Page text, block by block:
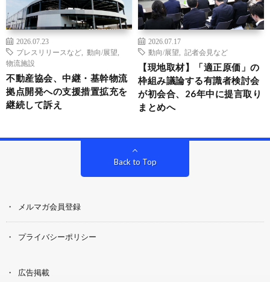
2026.07.23
プレスリリースなど
動向/展望
物流施設
不動産協会、中継・基幹物流
拠点開発への支援措置拡充を
継続して訴え
2026.07.17
動向/展望
記者会見など
【現地取材】「適正原価」の
枠組み議論する有識者検討会
が初会合、26年中に提言取り
まとめへ
Back to Top
メルマガ会員登録
プライバシーポリシー
広告掲載